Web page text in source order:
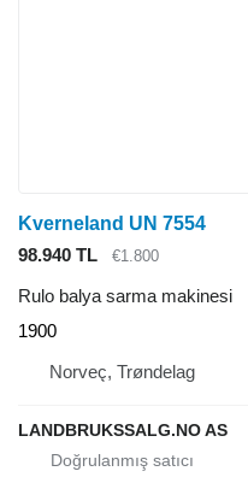
Kverneland UN 7554
98.940 TL
€1.800
Rulo balya sarma makinesi
1900
Norveç, Trøndelag
LANDBRUKSSALG.NO AS